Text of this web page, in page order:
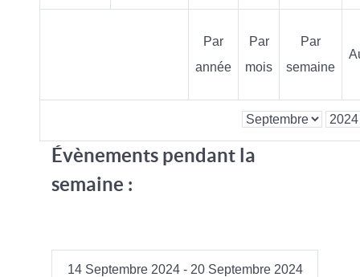
Par
année
Par
mois
Par
semaine
Évènements pendant la
semaine :
14 Septembre 2024 - 20 Septembre 2024